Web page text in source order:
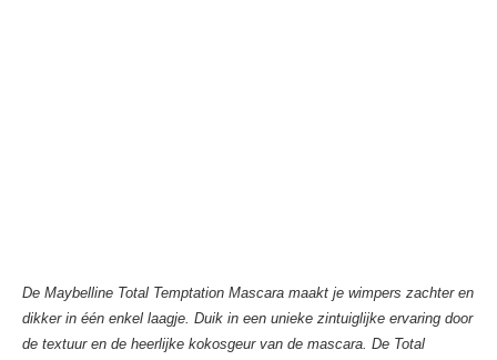
De Maybelline Total Temptation Mascara maakt je wimpers zachter en
dikker in één enkel laagje. Duik in een unieke zintuiglijke ervaring door
de textuur en de heerlijke kokosgeur van de mascara. De Total